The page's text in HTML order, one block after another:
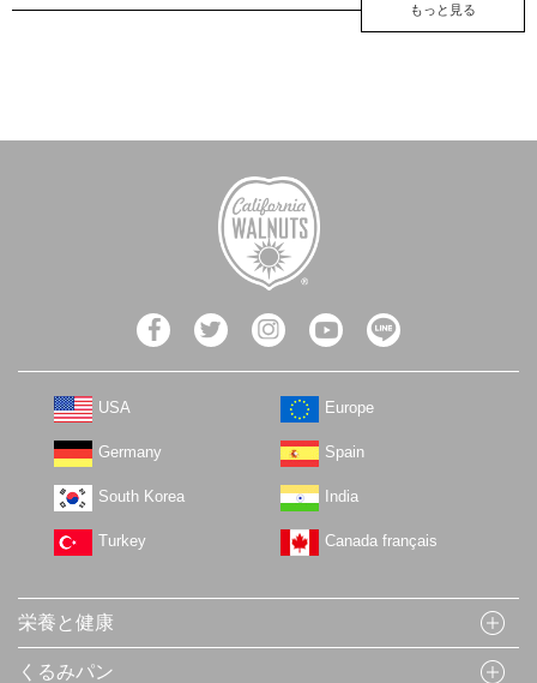
もっと見る
USA Europe
Germany Spain
South Korea India
Turkey Canada français
栄養と健康
くるみパン